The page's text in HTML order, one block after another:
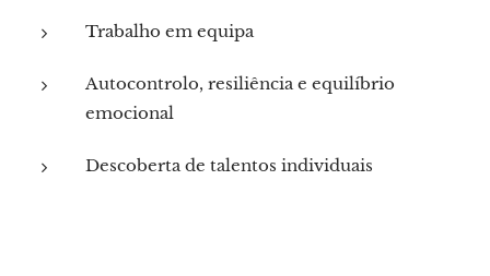
Trabalho em equipa
Autocontrolo, resiliência e equilíbrio
emocional
Descoberta de talentos individuais